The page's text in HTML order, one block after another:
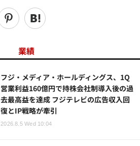
業績
フジ・メディア・ホールディングス、1Q
営業利益160億円で持株会社制導入後の過
去最高益を達成 フジテレビの広告収入回
復とIP戦略が牽引
2026.8.5 Wed 10:04